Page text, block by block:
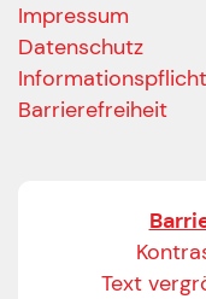
Impressum
Datenschutz
Barrierefreiheit
Text